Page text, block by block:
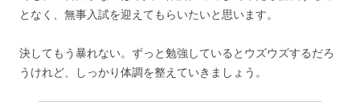
となく、無事入試を迎えてもらいたいと思います。
決してもう暴れない。ずっと勉強しているとウズウズするだろ
うけれど、しっかり体調を整えていきましょう。